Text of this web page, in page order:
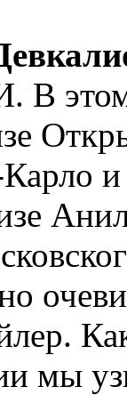
этом
мы